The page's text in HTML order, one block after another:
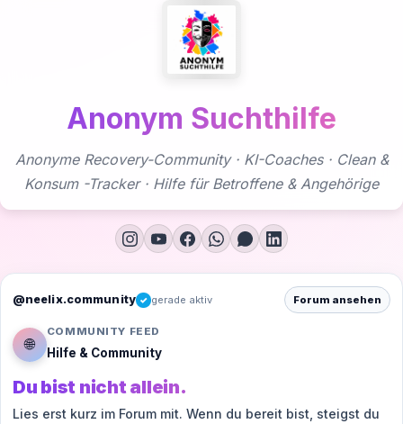
Anonym Suchthilfe
Anonyme Recovery-Community · KI-Coaches · Clean &
Konsum -Tracker · Hilfe für Betroffene & Angehörige
@neelix.community ✓ gerade aktiv Forum ansehen
🌐
COMMUNITY FEED
Hilfe & Community
Du bist nicht allein.
Lies erst kurz im Forum mit. Wenn du bereit bist, steigst du